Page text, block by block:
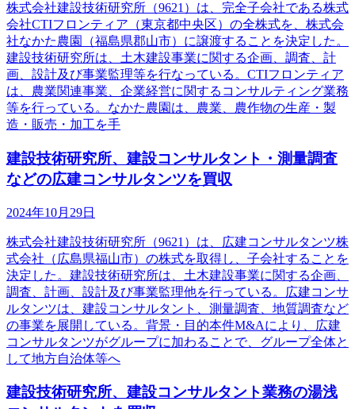
株式会社建設技術研究所（9621）は、完全子会社である株式
会社CTIフロンティア（東京都中央区）の全株式を、株式会
社なかた農園（福島県郡山市）に譲渡することを決定した。
建設技術研究所は、土木建設事業に関する企画、調査、計
画、設計及び事業監理等を行なっている。CTIフロンティア
は、農業関連事業、企業経営に関するコンサルティング業務
等を行っている。なかた農園は、農業、農作物の生産・製
造・販売・加工を手
建設技術研究所、建設コンサルタント・測量調査
などの広建コンサルタンツを買収
2024年10月29日
株式会社建設技術研究所（9621）は、広建コンサルタンツ株
式会社（広島県福山市）の株式を取得し、子会社することを
決定した。建設技術研究所は、土木建設事業に関する企画、
調査、計画、設計及び事業監理他を行っている。広建コンサ
ルタンツは、建設コンサルタント、測量調査、地質調査など
の事業を展開している。背景・目的本件M&Aにより、広建
コンサルタンツがグループに加わることで、グループ全体と
して地方自治体等へ
建設技術研究所、建設コンサルタント業務の湯浅